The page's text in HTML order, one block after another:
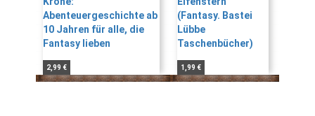
2,99 € 1,99 €